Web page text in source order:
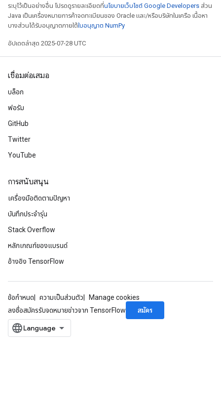
ระบุไว้เป็นอย่างอื่น โปรดดูรายละเอียดที่นโยบายเว็บไซต์ Google Developers ส่วน
Java เป็นเครื่องหมายการค้าจดทะเบียนของ Oracle และ/หรือบริษัทในเครือ เนื้อหา
บางส่วนได้รับอนุญาตภายใต้ใบอนุญาต NumPy
อัปเดตล่าสุด 2025-07-28 UTC
เชื่อมต่อเสมอ
บล็อก
ฟอรัม
GitHub
Twitter
YouTube
การสนับสนุน
เครื่องมือติดตามปัญหา
บันทึกประจำรุ่น
Stack Overflow
หลักเกณฑ์ของแบรนด์
อ้างอิง TensorFlow
ข้อกำหนด ความเป็นส่วนตัว
Manage cookies
ลงชื่อสมัครรับจดหมายข่าวจาก TensorFlow
สมัคร